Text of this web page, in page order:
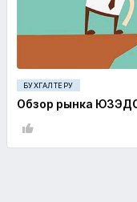
БУХГАЛТЕРУ
Обзор рынка